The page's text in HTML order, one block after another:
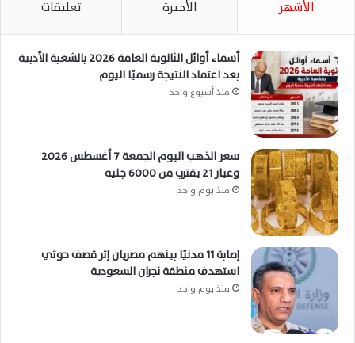
الأشهر الأخيرة تعليقات
أسماء أوائل الثانوية العامة 2026 بالشعبة الأدبية
بعد اعتماد النتيجة رسميًا اليوم
منذ أسبوع واحد
سعر الذهب اليوم الجمعة 7 أغسطس 2026
وعيار 21 يقترب من 6000 جنيه
منذ يوم واحد
إصابة 11 مدنيًا بينهم مصريان إثر قصف حوثي
استهدف منطقة نجران السعودية
منذ يوم واحد